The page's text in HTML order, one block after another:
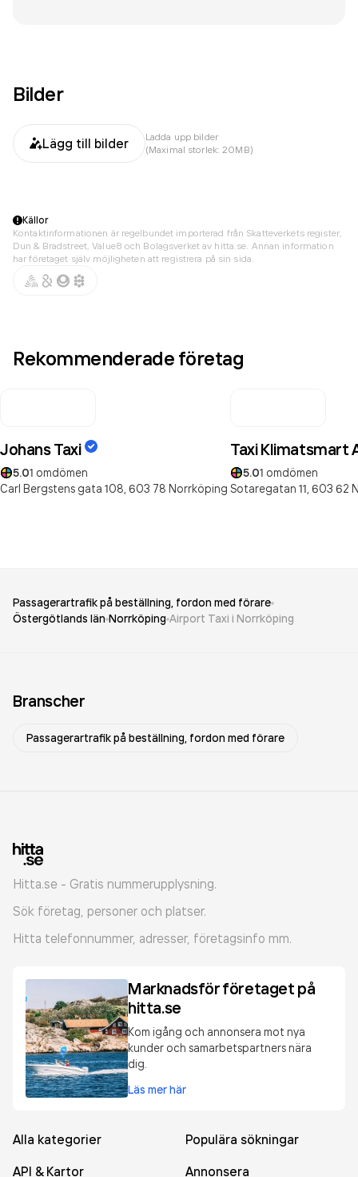
Bilder
Lägg till bilder
Ladda upp bilder
(Maximal storlek: 20MB)
Källor
Kontaktinformationen är regelbundet importerad från Skatteverkets register,
Dun & Bradstreet, Value8 och Bolagsverket av hitta.se. Annan information
har företaget själv möjligheten att registrera på sin sida.
Rekommenderade företag
Johans Taxi
5.01 omdömen
Carl Bergstens gata 108, 603 78 Norrköping
Taxi Klimatsmart
5.01 omdömen
Sotaregatan 11, 603 62
Passagerartrafik på beställning, fordon med förare
Östergötlands län Norrköping Airport Taxi i Norrköping
Branscher
Passagerartrafik på beställning, fordon med förare
Hitta.se - Gratis nummerupplysning.
Sök företag, personer och platser.
Hitta telefonnummer, adresser, företagsinfo mm.
Marknadsför företaget på
hitta.se
Kom igång och annonsera mot nya
kunder och samarbetspartners nära
dig.
Läs mer här
Alla kategorier
Populära sökningar
API & Kartor
Annonsera